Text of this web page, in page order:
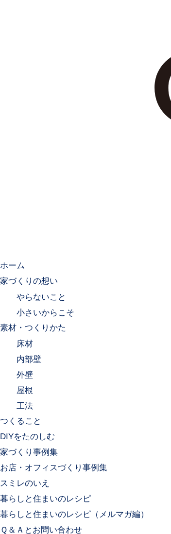
ホーム
家づくりの想い
やらないこと
小さいからこそ
素材・つくりかた
床材
内部壁
外壁
屋根
工法
つくること
DIYをたのしむ
家づくり事例集
お店・オフィスづくり事例集
スミレのいえ
暮らしと住まいのレシピ
暮らしと住まいのレシピ（メルマガ編）
Ｑ＆Ａとお問い合わせ